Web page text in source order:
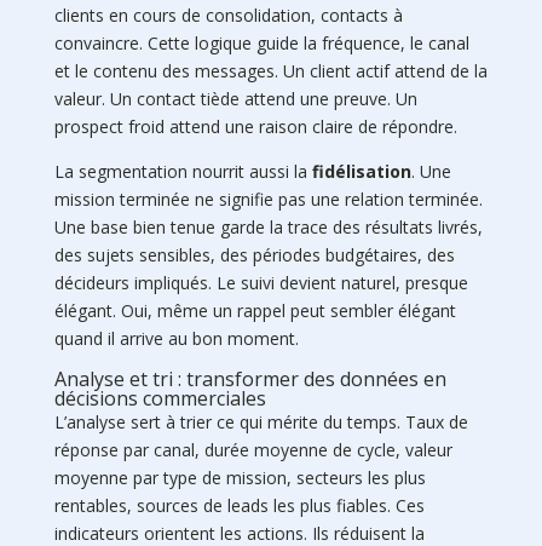
clients en cours de consolidation, contacts à
convaincre. Cette logique guide la fréquence, le canal
et le contenu des messages. Un client actif attend de la
valeur. Un contact tiède attend une preuve. Un
prospect froid attend une raison claire de répondre.
La segmentation nourrit aussi la fidélisation. Une
mission terminée ne signifie pas une relation terminée.
Une base bien tenue garde la trace des résultats livrés,
des sujets sensibles, des périodes budgétaires, des
décideurs impliqués. Le suivi devient naturel, presque
élégant. Oui, même un rappel peut sembler élégant
quand il arrive au bon moment.
Analyse et tri : transformer des données en
décisions commerciales
L’analyse sert à trier ce qui mérite du temps. Taux de
réponse par canal, durée moyenne de cycle, valeur
moyenne par type de mission, secteurs les plus
rentables, sources de leads les plus fiables. Ces
indicateurs orientent les actions. Ils réduisent la